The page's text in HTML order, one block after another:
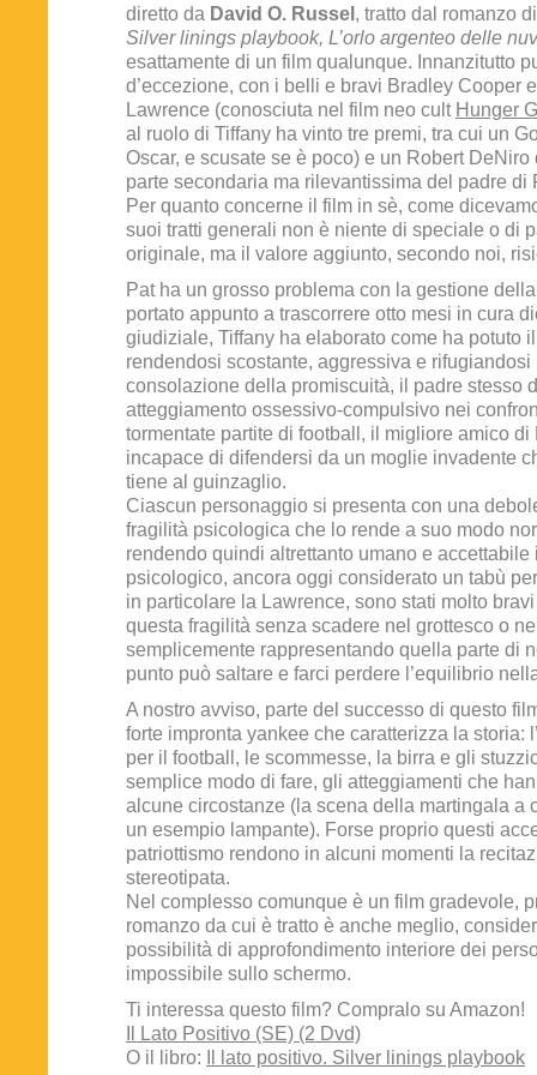
diretto da David O. Russel , tratto dal romanzo
Silver linings playbook, L’orlo argenteo delle
esattamente di un film qualunque. Innanzitutto
d’eccezione, con i belli e bravi Bradley Cooper
Lawrence (conosciuta nel film neo cult Hunger
al ruolo di Tiffany ha vinto tre premi, tra cui un
Oscar, e scusate se è poco) e un Robert DeNiro
parte secondaria ma rilevantissima del padre di
Per quanto concerne il film in sè, come
suoi tratti generali non è niente di speciale o di
originale, ma il valore aggiunto, secondo noi,
Pat ha un grosso problema con la gestione
portato appunto a trascorrere otto mesi in cura
giudiziale, Tiffany ha elaborato come ha potuto
rendendosi scostante, aggressiva e rifugiandosi
consolazione della promiscuità, il padre stesso
atteggiamento ossessivo-compulsivo nei
tormentate partite di football, il migliore amico di
incapace di difendersi da un moglie invadente
tiene al guinzaglio.
Ciascun personaggio si presenta con una
fragilità psicologica che lo rende a suo modo
rendendo quindi altrettanto umano e accettabile
psicologico, ancora oggi considerato un tabù
in particolare la Lawrence, sono stati molto
questa fragilità senza scadere nel grottesco o
semplicemente rappresentando quella parte di
punto può saltare e farci perdere l’equilibrio
A nostro avviso, parte del successo di questo
forte impronta yankee che caratterizza la storia:
per il football, le scommesse, la birra e gli
semplice modo di fare, gli atteggiamenti che
alcune circostanze (la scena della martingala a
un esempio lampante). Forse proprio questi
patriottismo rendono in alcuni momenti la
stereotipata.
Nel complesso comunque è un film gradevole,
romanzo da cui è tratto è anche meglio,
possibilità di approfondimento interiore dei
impossibile sullo schermo.
Ti interessa questo film? Compralo su Amazon!
Il Lato Positivo (SE) (2 Dvd)
O il libro:
Il lato positivo. Silver linings playbook